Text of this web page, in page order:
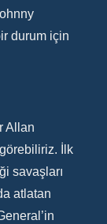
durum için
Allan
İlk
savaşları
atlatan